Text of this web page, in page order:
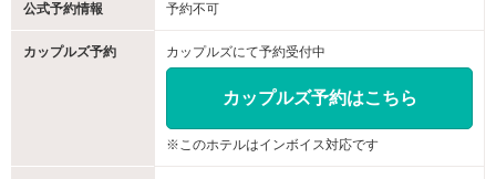
公式予約情報 予約不可
カップルズ予約 カップルズにて予約受付中
カップルズ予約はこちら
※このホテルはインボイス対応です